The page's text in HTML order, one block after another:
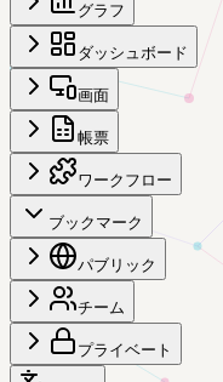
グラフ
ダッシュボード
画面
帳票
ワークフロー
ブックマーク
パブリック
チーム
プライベート